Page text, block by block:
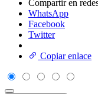
Compartir en
WhatsApp
Facebook
Twitter
Copiar enlace